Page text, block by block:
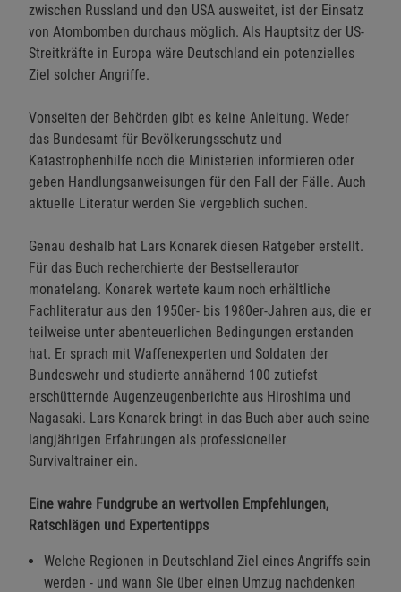
zwischen Russland und den USA ausweitet, ist der Einsatz
von Atombomben durchaus möglich. Als Hauptsitz der US-
Streitkräfte in Europa wäre Deutschland ein potenzielles
Ziel solcher Angriffe.
Vonseiten der Behörden gibt es keine Anleitung. Weder
das Bundesamt für Bevölkerungsschutz und
Katastrophenhilfe noch die Ministerien informieren oder
geben Handlungsanweisungen für den Fall der Fälle. Auch
aktuelle Literatur werden Sie vergeblich suchen.
Genau deshalb hat Lars Konarek diesen Ratgeber erstellt.
Für das Buch recherchierte der Bestsellerautor
monatelang. Konarek wertete kaum noch erhältliche
Fachliteratur aus den 1950er- bis 1980er-Jahren aus, die er
teilweise unter abenteuerlichen Bedingungen erstanden
hat. Er sprach mit Waffenexperten und Soldaten der
Bundeswehr und studierte annähernd 100 zutiefst
erschütternde Augenzeugenberichte aus Hiroshima und
Nagasaki. Lars Konarek bringt in das Buch aber auch seine
langjährigen Erfahrungen als professioneller
Survivaltrainer ein.
Eine wahre Fundgrube an wertvollen Empfehlungen,
Ratschlägen und Expertentipps
Welche Regionen in Deutschland Ziel eines Angriffs sein
werden - und wann Sie über einen Umzug nachdenken